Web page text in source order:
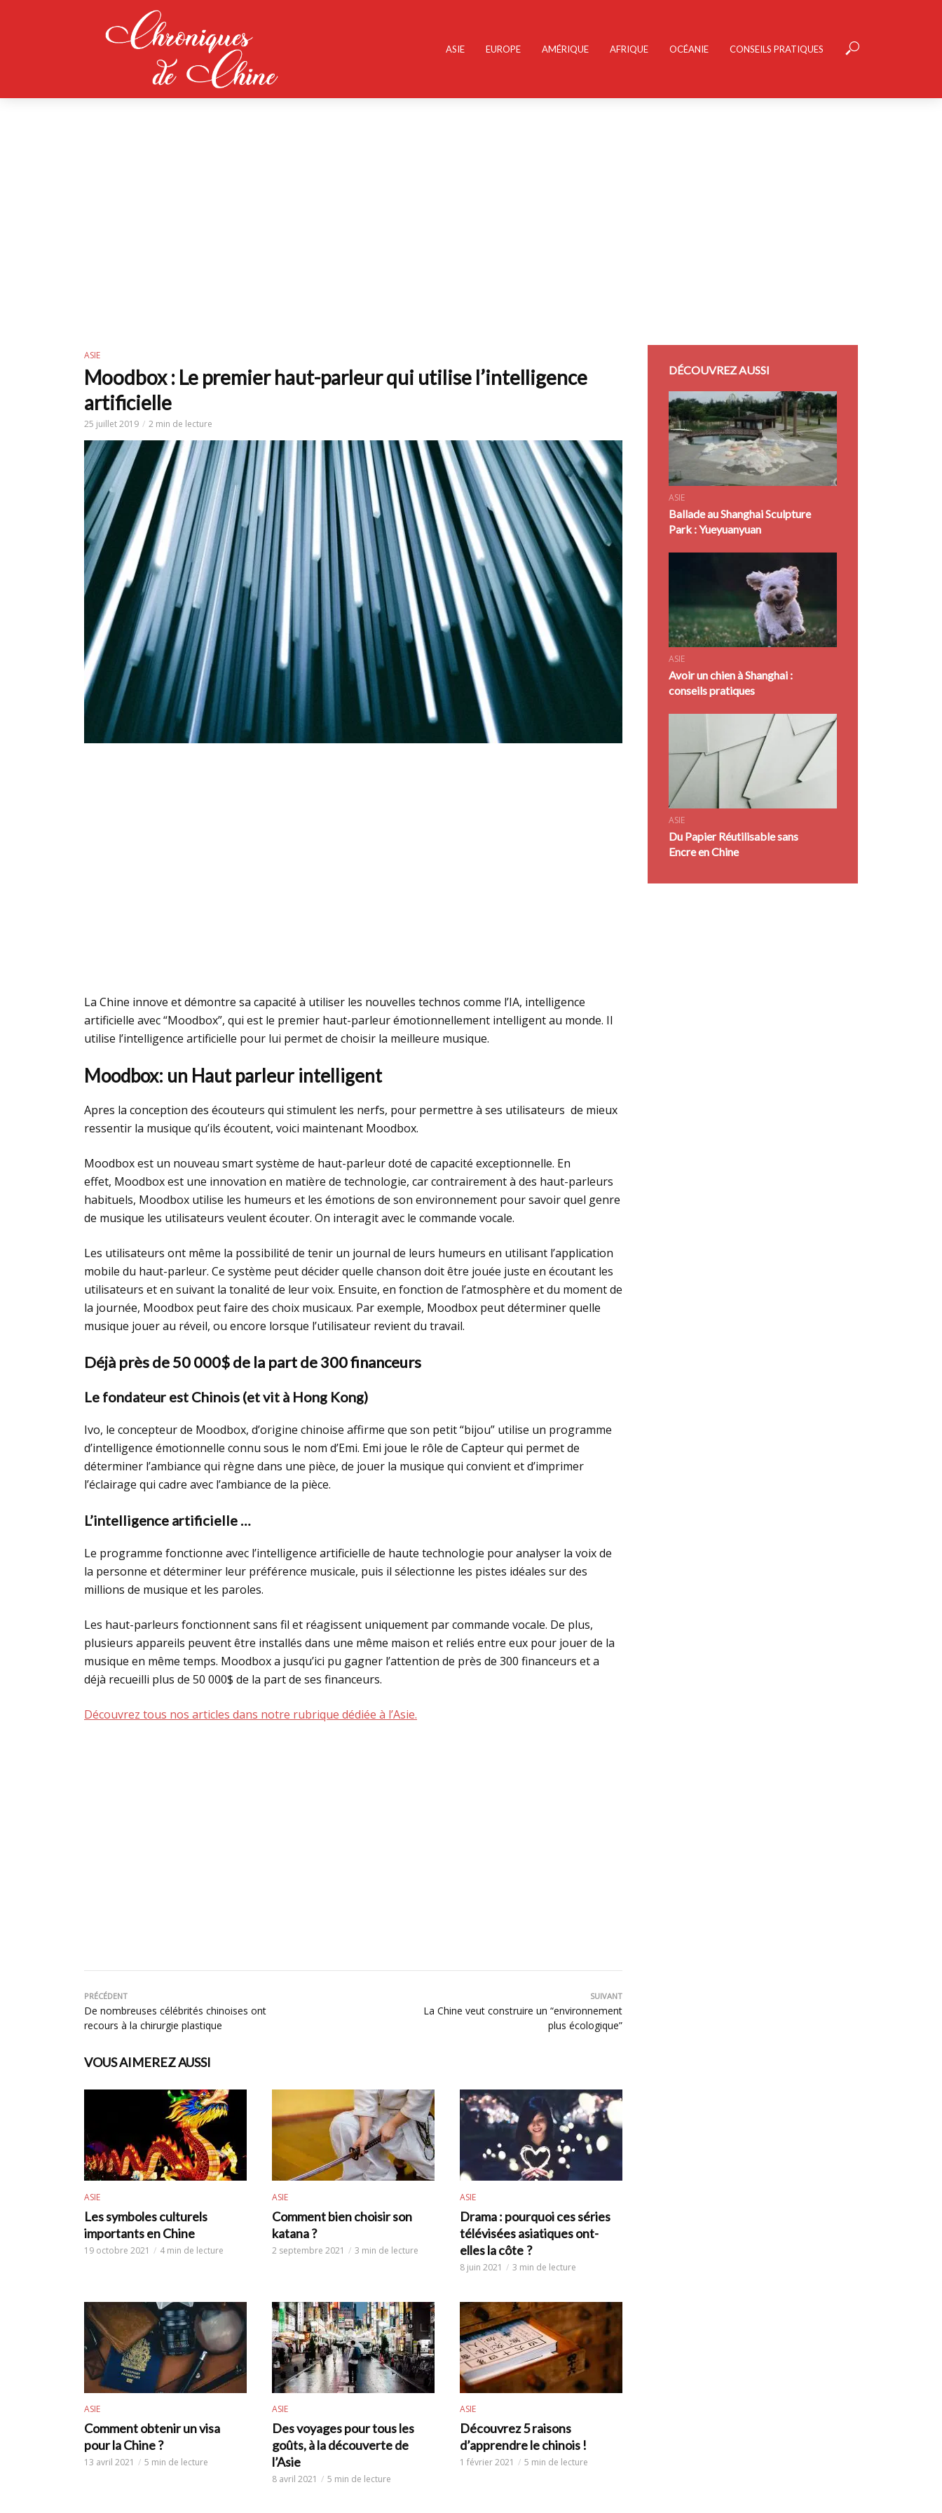
ASIE EUROPE AMÉRIQUE AFRIQUE OCÉANIE CONSEILS PRATIQUES
ASIE
Moodbox : Le premier haut-parleur qui utilise l’intelligence
artificielle
25 juillet 2019 2 min de lecture
La Chine innove et démontre sa capacité à utiliser les nouvelles technos comme l’IA, intelligence
artificielle avec “Moodbox”, qui est le premier haut-parleur émotionnellement intelligent au monde. Il
utilise l’intelligence artificielle pour lui permet de choisir la meilleure musique.
Moodbox: un Haut parleur intelligent
Apres la conception des écouteurs qui stimulent les nerfs, pour permettre à ses utilisateurs de mieux
ressentir la musique qu’ils écoutent, voici maintenant Moodbox.
Moodbox est un nouveau smart système de haut-parleur doté de capacité exceptionnelle. En
effet, Moodbox est une innovation en matière de technologie, car contrairement à des haut-parleurs
habituels, Moodbox utilise les humeurs et les émotions de son environnement pour savoir quel genre
de musique les utilisateurs veulent écouter. On interagit avec le commande vocale.
Les utilisateurs ont même la possibilité de tenir un journal de leurs humeurs en utilisant l’application
mobile du haut-parleur. Ce système peut décider quelle chanson doit être jouée juste en écoutant les
utilisateurs et en suivant la tonalité de leur voix. Ensuite, en fonction de l’atmosphère et du moment de
la journée, Moodbox peut faire des choix musicaux. Par exemple, Moodbox peut déterminer quelle
musique jouer au réveil, ou encore lorsque l’utilisateur revient du travail.
Déjà près de 50 000$ de la part de 300 financeurs
Le fondateur est Chinois (et vit à Hong Kong)
Ivo, le concepteur de Moodbox, d’origine chinoise affirme que son petit “bijou” utilise un programme
d’intelligence émotionnelle connu sous le nom d’Emi. Emi joue le rôle de Capteur qui permet de
déterminer l’ambiance qui règne dans une pièce, de jouer la musique qui convient et d’imprimer
l’éclairage qui cadre avec l’ambiance de la pièce.
L’intelligence artificielle …
Le programme fonctionne avec l’intelligence artificielle de haute technologie pour analyser la voix de
la personne et déterminer leur préférence musicale, puis il sélectionne les pistes idéales sur des
millions de musique et les paroles.
Les haut-parleurs fonctionnent sans fil et réagissent uniquement par commande vocale. De plus,
plusieurs appareils peuvent être installés dans une même maison et reliés entre eux pour jouer de la
musique en même temps. Moodbox a jusqu’ici pu gagner l’attention de près de 300 financeurs et a
déjà recueilli plus de 50 000$ de la part de ses financeurs.
Découvrez tous nos articles dans notre rubrique dédiée à l’Asie.
PRÉCÉDENT
De nombreuses célébrités chinoises ont
recours à la chirurgie plastique
SUIVANT
La Chine veut construire un “environnement
plus écologique”
VOUS AIMEREZ AUSSI
ASIE
Les symboles culturels
importants en Chine
19 octobre 2021 4 min de lecture
ASIE
Comment bien choisir son
katana ?
2 septembre 2021 3 min de lecture
ASIE
Drama : pourquoi ces séries
télévisées asiatiques ont-
elles la côte ?
8 juin 2021 3 min de lecture
ASIE
Comment obtenir un visa
pour la Chine ?
13 avril 2021 5 min de lecture
ASIE
Des voyages pour tous les
goûts, à la découverte de
l’Asie
8 avril 2021 5 min de lecture
ASIE
Découvrez 5 raisons
d’apprendre le chinois !
1 février 2021 5 min de lecture
DÉCOUVREZ AUSSI
ASIE
Ballade au Shanghai Sculpture
Park : Yueyuanyuan
ASIE
Avoir un chien à Shanghai :
conseils pratiques
ASIE
Du Papier Réutilisable sans
Encre en Chine